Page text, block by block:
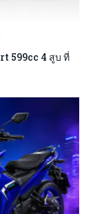
599cc 4 สูบ ที่